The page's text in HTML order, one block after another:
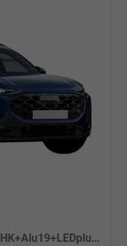
NEU TFSI quattro S line Tech+AHK+Alu19+LEDplus+KlimaPlus+ExtSchwarz